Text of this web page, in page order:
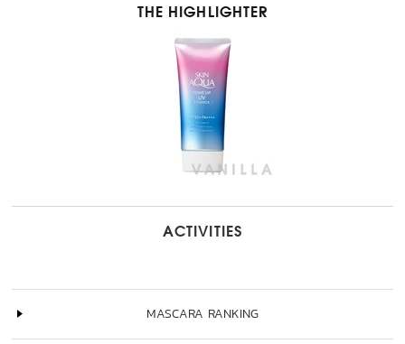
THE HIGHLIGHTER
ACTIVITIES
MASCARA RANKING